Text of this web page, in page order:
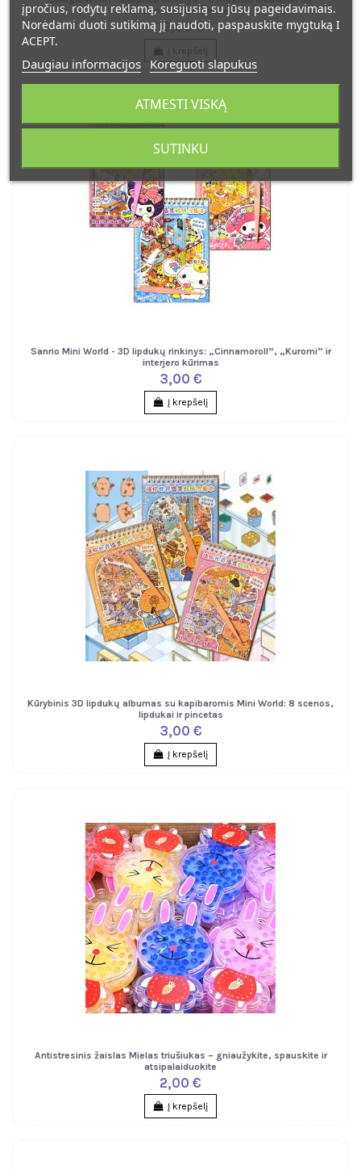
šviečiančiais kirminėliais!
12,00 €
Į krepšelį
Sanrio Mini World - 3D lipdukų rinkinys: „Cinnamoroll“, „Kuromi“ ir
interjero kūrimas
3,00 €
Į krepšelį
Kūrybinis 3D lipdukų albumas su kapibaromis Mini World: 8 scenos,
lipdukai ir pincetas
3,00 €
Į krepšelį
Antistresinis žaislas Mielas triušiukas – gniaužykite, spauskite ir
atsipalaiduokite
2,00 €
Į krepšelį
įpročius, rodytų reklamą, susijusią su jūsų pageidavimais.
Norėdami duoti sutikimą jį naudoti, paspauskite mygtuką I
ACEPT.
Daugiau informacijos Koreguoti slapukus
ATMESTI VISKĄ
SUTINKU